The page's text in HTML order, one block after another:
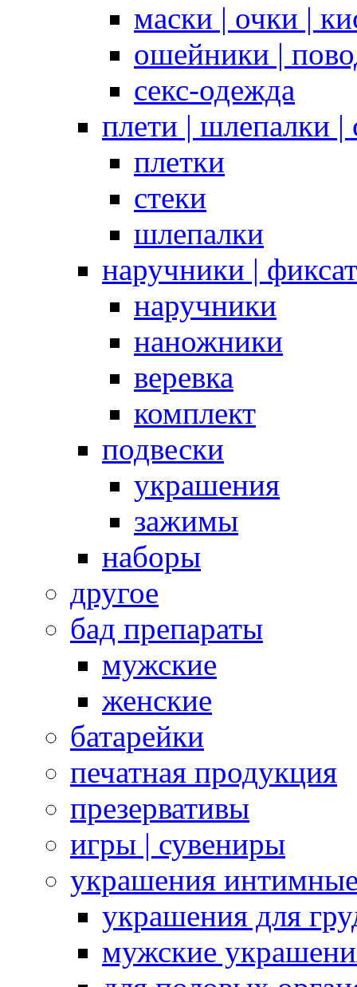
маски | очки |
ошейники |
секс-одежда
плети | шлепалки |
плетки
стеки
шлепалки
наручники |
наручники
наножники
веревка
комплект
подвески
украшения
зажимы
наборы
другое
бад препараты
мужские
женские
батарейки
печатная продукция
презервативы
игры | сувениры
украшения
украшения для
мужские